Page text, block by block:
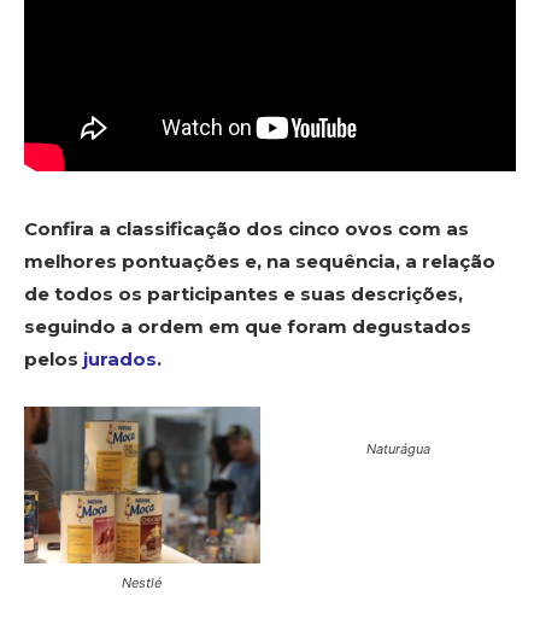
Confira a classificação dos cinco ovos com as
melhores pontuações e, na sequência, a relação
de todos os participantes e suas descrições,
seguindo a ordem em que foram degustados
pelos jurados.
Nestlé
Naturágua